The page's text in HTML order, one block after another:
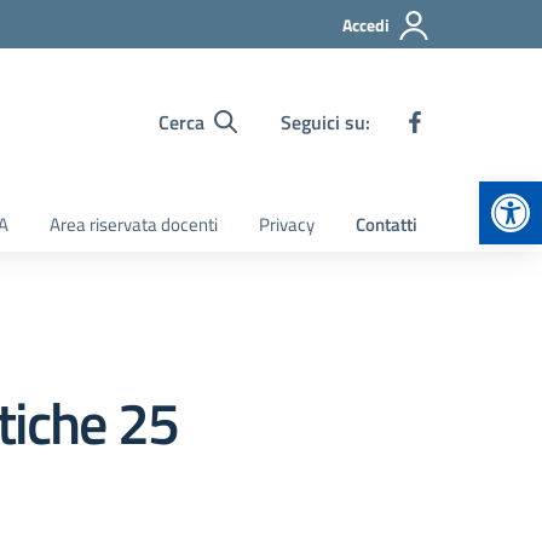
Accedi
Cerca Seguici su:
Area riservata docenti Privacy Contatti
25